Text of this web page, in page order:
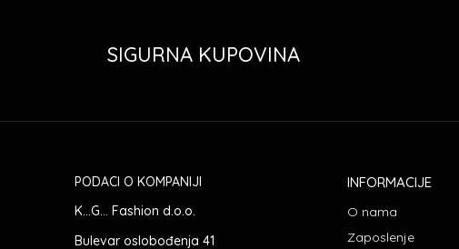
SIGURNA KUPOVINA
PODACI O KOMPANIJI
K...G... Fashion d.o.o.
Bulevar oslobođenja 41
INFORMACIJE
O nama
Zaposlenje